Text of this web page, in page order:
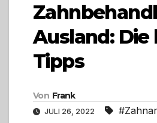
Ausland: Die
Tipps
Von Frank
JULI 26, 2022